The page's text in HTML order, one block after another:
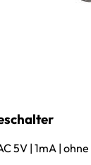
5V | 1mA |